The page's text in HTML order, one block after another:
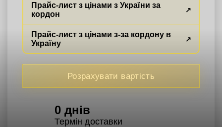
Прайс-лист з цінами з України за
кордон
Прайс-лист з цінами з-за кордону в
Україну
Розрахувати вартість
0 днів
Термін доставки